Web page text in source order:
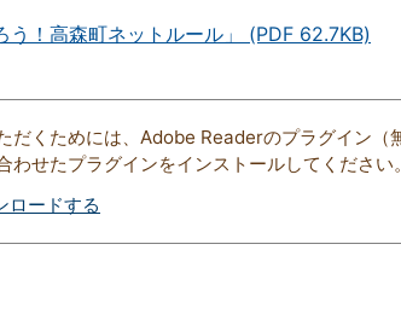
う！高森町ネットルール」 (PDF 62.7KB)
だくためには、Adobe Readerのプラグイン
わせたプラグインをインストールしてください。
ロードする